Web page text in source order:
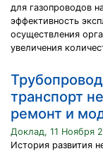
для газопроводов
эффективность
осуществления
увеличения
транспорт
ремонт и
Доклад, 11 Ноября
История развития